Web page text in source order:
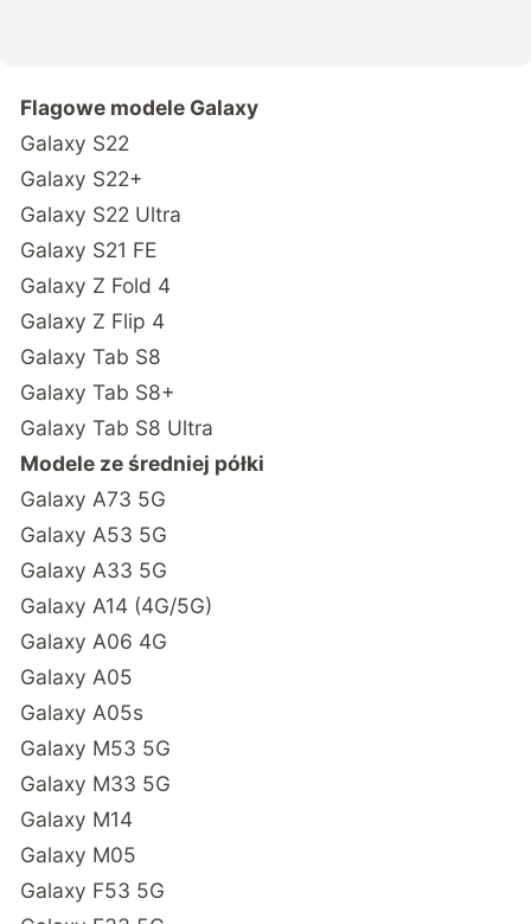
Flagowe modele Galaxy
Galaxy S22
Galaxy S22+
Galaxy S22 Ultra
Galaxy S21 FE
Galaxy Z Fold 4
Galaxy Z Flip 4
Galaxy Tab S8
Galaxy Tab S8+
Galaxy Tab S8 Ultra
Modele ze średniej półki
Galaxy A73 5G
Galaxy A53 5G
Galaxy A33 5G
Galaxy A14 (4G/5G)
Galaxy A06 4G
Galaxy A05
Galaxy A05s
Galaxy M53 5G
Galaxy M33 5G
Galaxy M14
Galaxy M05
Galaxy F53 5G